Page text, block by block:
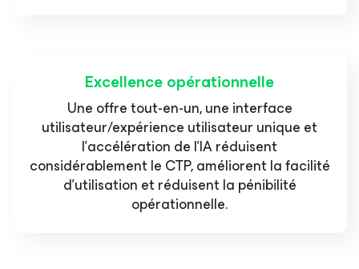
Excellence opérationnelle
Une offre tout-en-un, une interface
utilisateur/expérience utilisateur unique et
l’accélération de l’IA réduisent
considérablement le CTP, améliorent la facilité
d’utilisation et réduisent la pénibilité
opérationnelle.